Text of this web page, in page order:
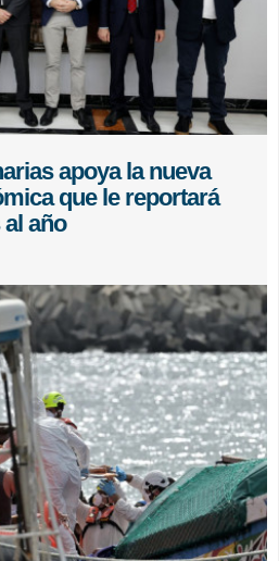
apoya la nueva
que le reportará
año